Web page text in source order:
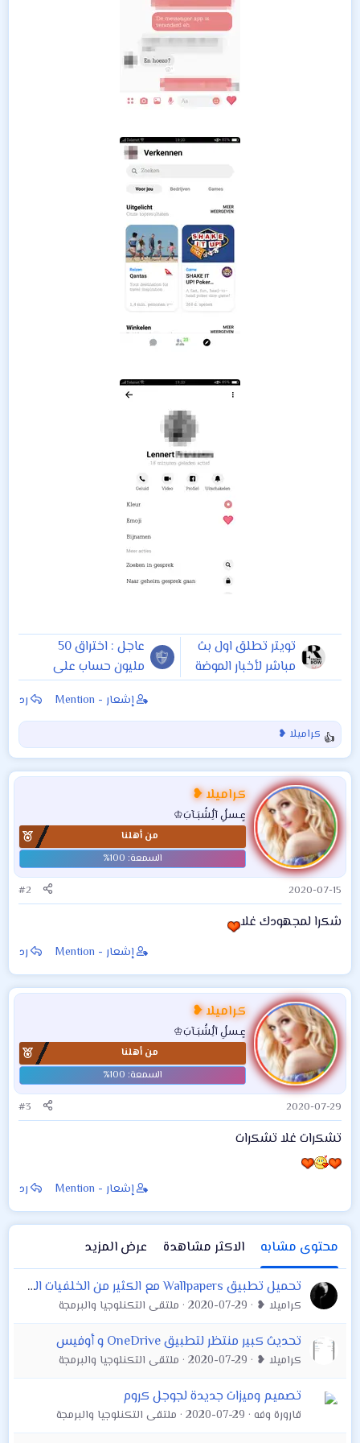
تويتر تطلق اول بث
مباشر لأخبار الموضة
والأزياء
عاجل : اختراق 50
مليون حساب على
فيسبوك
إشعار - Mention رد
ا
ل
ت
ف
ا
ع
ل
ا
ت
:
كراميلا ❥
كراميلا ❥
عٍـسلُِ آلُِشُبَـآبَ♔
من أهلنا
2020-07-15
#2
شكرا لمجهودك غلا
إشعار - Mention رد
كراميلا ❥
عٍـسلُِ آلُِشُبَـآبَ♔
من أهلنا
2020-07-29
#3
تشكرات غلا تشكرات
إشعار - Mention رد
محتوى مشابه الاكثر مشاهدة
عرض المزيد
تحميل تطبيق Wallpapers مع الكثير من الخلفيات الجديدة الرائعة المحدثة من قوقل
كراميلا ❥ 2020-07-29 ملتقى التكنلوجيا والبرمجة
تحديث كبير منتظر لتطبيق OneDrive و أوفيس
كراميلا ❥ 2020-07-29 ملتقى التكنلوجيا والبرمجة
تصميم وميزات جديدة لجوجل كروم
قارورة وفه 2020-07-29 ملتقى التكنلوجيا والبرمجة